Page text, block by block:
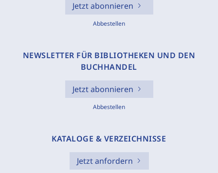
Jetzt abonnieren
Abbestellen
NEWSLETTER FÜR BIBLIOTHEKEN UND DEN
BUCHHANDEL
Jetzt abonnieren
Abbestellen
KATALOGE & VERZEICHNISSE
Jetzt anfordern